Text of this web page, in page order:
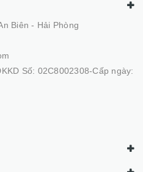
Biên - Hải Phòng
Số: 02C8002308-Cấp ngày: